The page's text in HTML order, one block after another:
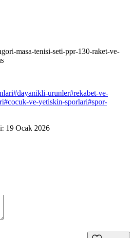
masa-tenisi-seti-ppr-130-raket-ve-
#dayanikli-urunler#rekabet-ve-
#cocuk-ve-yetiskin-sporlari#spor-
19 Ocak 2026